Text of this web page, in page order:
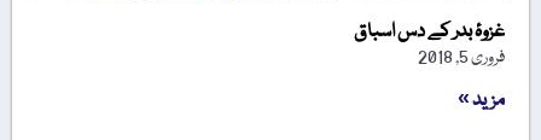
غزوۂ بدر کے دس اسباق
فروری 5, 2018
مزید »